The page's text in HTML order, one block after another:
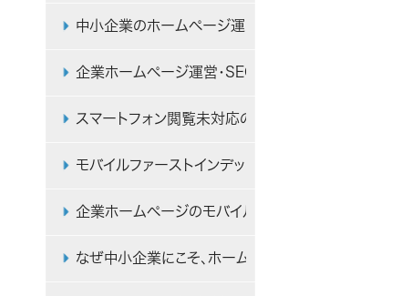
中小企業のホームページ運営・SEO対策の初心者向
企業ホームページ運営・SEO対策の初心者向け参考
スマートフォン閲覧未対応のまま、ホームページを
モバイルファーストインデックスのSEOへの影響と対
企業ホームページのモバイルフレンドリー対応の必要
なぜ中小企業にこそ、ホームページのセキュリティ